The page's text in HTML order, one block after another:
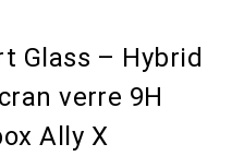
Glass – Hybrid
verre 9H
Ally X